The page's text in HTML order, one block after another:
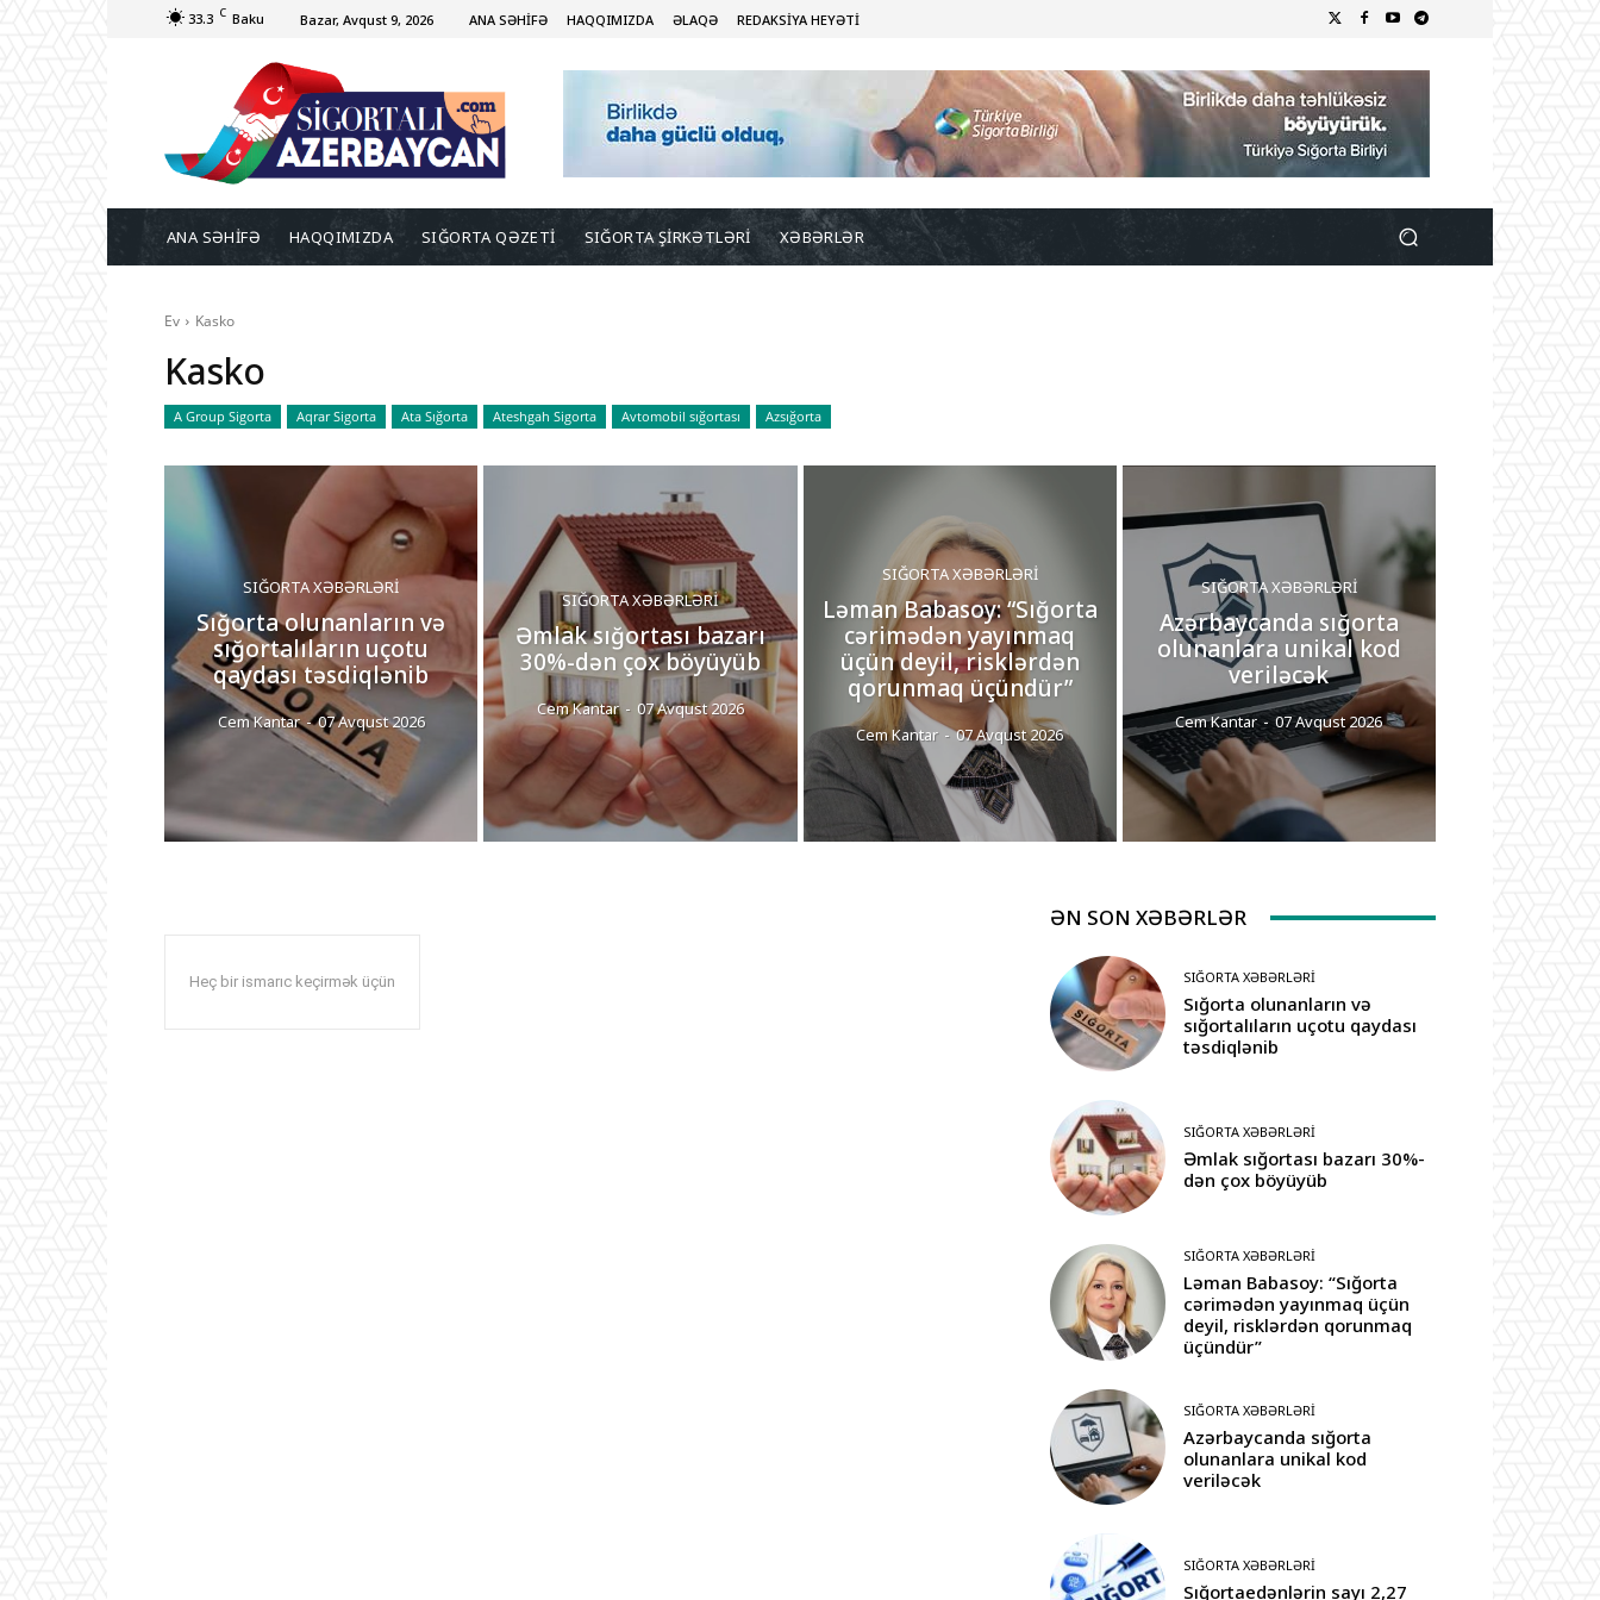
33.3 C Baku Bazar, Avqust 9, 2026 ANA SƏHİFƏ HAQQIMIZDA ƏLAQƏ REDAKSİYA HEYƏTİ
ANA SƏHİFƏ HAQQIMIZDA SIĞORTA QƏZETİ SIĞORTA ŞİRKƏTLƏRİ XƏBƏRLƏR
Ev Kasko
Kasko
A Group Sigorta Aqrar Sigorta Ata Sığorta Ateshgah Sigorta Avtomobil sığortası Azsığorta
SIĞORTA XƏBƏRLƏRI
Sığorta olunanların və
sığortalıların uçotu
qaydası təsdiqlənib
Cem Kantar - 07 Avqust 2026
SIĞORTA XƏBƏRLƏRI
Əmlak sığortası bazarı
30%-dən çox böyüyüb
Cem Kantar - 07 Avqust 2026
SIĞORTA XƏBƏRLƏRI
Ləman Babasoy: “Sığorta
cərimədən yayınmaq
üçün deyil, risklərdən
qorunmaq üçündür”
Cem Kantar - 07 Avqust 2026
SIĞORTA XƏBƏRLƏRI
Azərbaycanda sığorta
olunanlara unikal kod
veriləcək
Cem Kantar - 07 Avqust 2026
Heç bir ismarıc keçirmək üçün
ƏN SON XƏBƏRLƏR
SIĞORTA XƏBƏRLƏRI
Sığorta olunanların və
sığortalıların uçotu qaydası
təsdiqlənib
SIĞORTA XƏBƏRLƏRI
Əmlak sığortası bazarı 30%-
dən çox böyüyüb
SIĞORTA XƏBƏRLƏRI
Ləman Babasoy: “Sığorta
cərimədən yayınmaq üçün
deyil, risklərdən qorunmaq
üçündür”
SIĞORTA XƏBƏRLƏRI
Azərbaycanda sığorta
olunanlara unikal kod
veriləcək
SIĞORTA XƏBƏRLƏRI
Sığortaedənlərin sayı 2,27